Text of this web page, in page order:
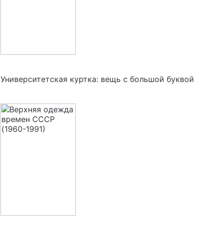
Университетская куртка: вещь с большой буквой